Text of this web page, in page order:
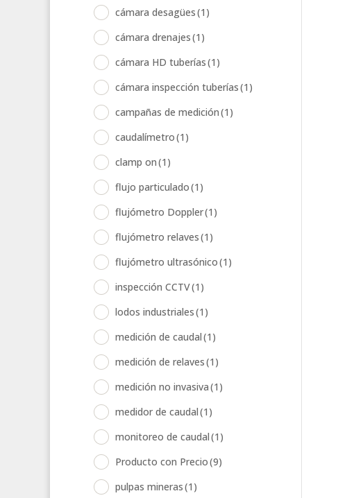
cámara desagües(1)
cámara drenajes(1)
cámara HD tuberías(1)
cámara inspección tuberías(1)
campañas de medición(1)
caudalímetro(1)
clamp on(1)
flujo particulado(1)
flujómetro Doppler(1)
flujómetro relaves(1)
flujómetro ultrasónico(1)
inspección CCTV(1)
lodos industriales(1)
medición de caudal(1)
medición de relaves(1)
medición no invasiva(1)
medidor de caudal(1)
monitoreo de caudal(1)
Producto con Precio(9)
pulpas mineras(1)